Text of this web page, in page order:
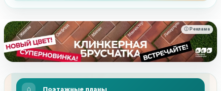
ⓘ Реклама
Поэтажные планы